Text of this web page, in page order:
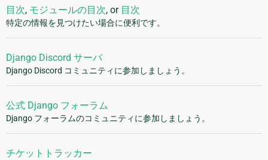
目次, モジュールの目次, or 目次
特定の情報を見つけたい場合に便利です。
Django Discord サーバ
Django Discord コミュニティに参加しましょう。
公式 Django フォーラム
Django フォーラムのコミュニティに参加しましょう。
チケットトラッカー